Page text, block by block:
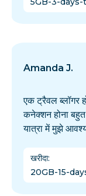
Amanda J.
एक ट्रैवल ब्लॉगर
कनेक्शन होना बहुत
यात्रा में मुझे
खरीदा:
20GB-15-